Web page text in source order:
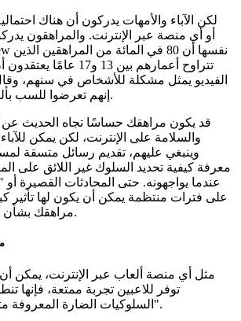
لكن الآباء والأمهات يدركون أن هناك
تتراوح أعمارهم بين 13
إنهم تعرضوا للسب بألفاظ بذيئة أثناء اللعب.
قد يكون مراهقك حساسًا تجاه الحديث عن
والسلامة على الإنترنت، لكن يمكن
وينبغي عليهم، تقديم رسائل متسقة
معرفة كيفية تحديد السلوك غير اللائق على
عندما يواجهونه. حتى المحادثات القصيرة
على فترات منتظمة يمكن أن يكون لها تأثير
مراهقك بشأن سلامته على الإنترنت.
توفر للاعبين تجربة ممتعة، فإنها
السلوكيات الضارة المعروفة ".